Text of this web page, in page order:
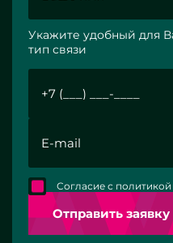
Укажите удобный для
тип связи
Отправить заявку
Согласие с